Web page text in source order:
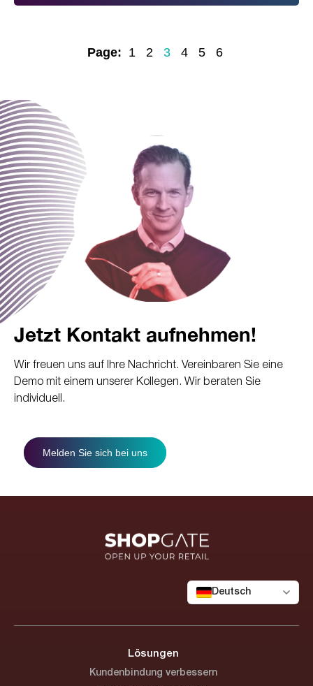
Page: 1 2 3 4 5 6
Jetzt Kontakt aufnehmen!
Wir freuen uns auf Ihre Nachricht. Vereinbaren Sie eine
Demo mit einem unserer Kollegen. Wir beraten Sie
individuell.
Melden Sie sich bei uns
Deutsch
Lösungen
Kundenbindung verbessern